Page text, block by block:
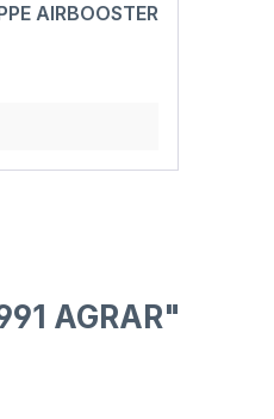
AIRBOOSTER
AGRAR"